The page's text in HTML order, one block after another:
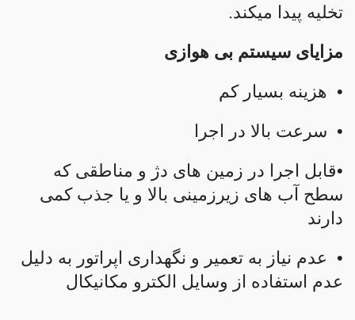
تخلیه پیدا میکند.
مزایای سیستم بی هوازی
• هزینه بسیار کم
• سرعت بالا در اجرا
•قابل اجرا در زمین های دژ و مناطقی که
سطح آب های زیرزمینی بالا و یا جذب کمی
دارند
• عدم نیاز به تعمیر و نگهداری اپراتور به دلیل
عدم استفاده از وسایل الکترو مکانیکال